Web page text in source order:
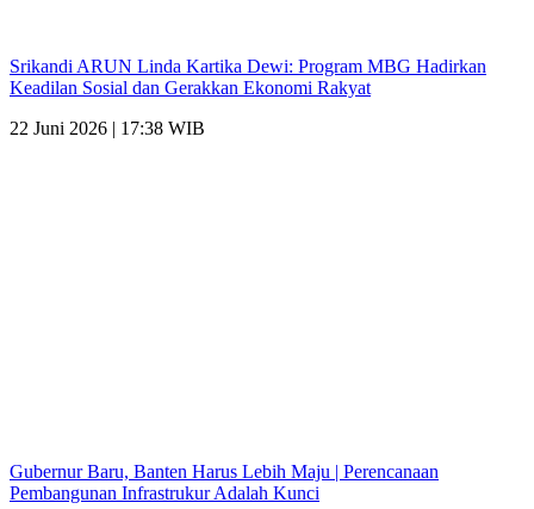
Srikandi ARUN Linda Kartika Dewi: Program MBG Hadirkan
Keadilan Sosial dan Gerakkan Ekonomi Rakyat
22 Juni 2026 | 17:38 WIB
Gubernur Baru, Banten Harus Lebih Maju | Perencanaan
Pembangunan Infrastrukur Adalah Kunci